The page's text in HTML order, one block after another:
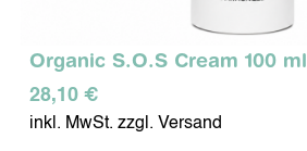
Organic S.O.S Cream 100 ml
28,10 €
inkl. MwSt. zzgl. Versand